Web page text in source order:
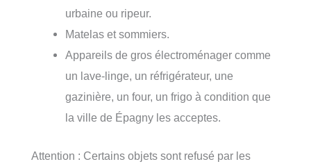
urbaine ou ripeur.
Matelas et sommiers.
Appareils de gros électroménager comme
un lave-linge, un réfrigérateur, une
gazinière, un four, un frigo à condition que
la ville de Épagny les acceptes.
Attention : Certains objets sont refusé par les